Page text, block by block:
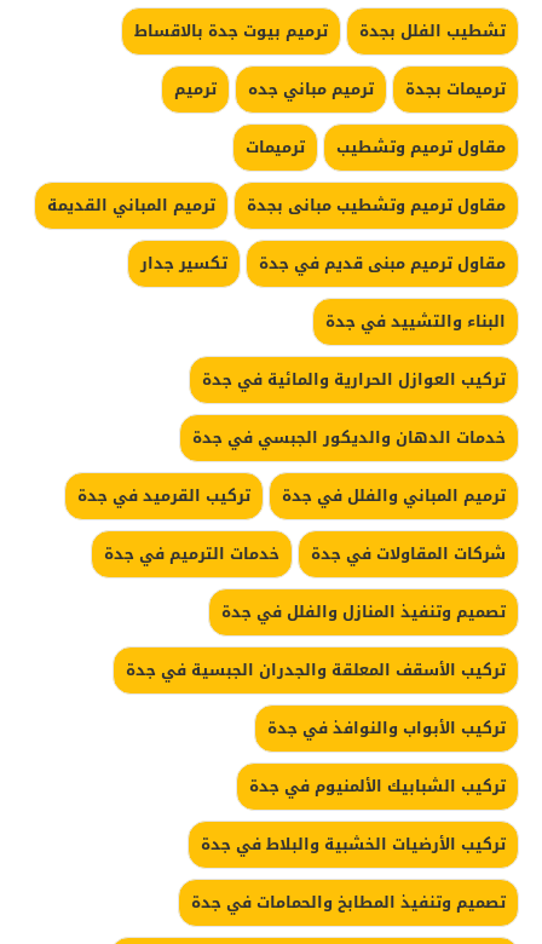
تشطيب الفلل بجدة
ترميم بيوت جدة بالاقساط
ترميمات بجدة
ترميم مباني جده
ترميم
مقاول ترميم وتشطيب
ترميمات
مقاول ترميم وتشطيب مبانى بجدة
ترميم المباني القديمة
مقاول ترميم مبنى قديم في جدة
تكسير جدار
البناء والتشييد في جدة
تركيب العوازل الحرارية والمائية في جدة
خدمات الدهان والديكور الجبسي في جدة
ترميم المباني والفلل في جدة
تركيب القرميد في جدة
شركات المقاولات في جدة
خدمات الترميم في جدة
تصميم وتنفيذ المنازل والفلل في جدة
تركيب الأسقف المعلقة والجدران الجبسية في جدة
تركيب الأبواب والنوافذ في جدة
تركيب الشبابيك الألمنيوم في جدة
تركيب الأرضيات الخشبية والبلاط في جدة
تصميم وتنفيذ المطابخ والحمامات في جدة